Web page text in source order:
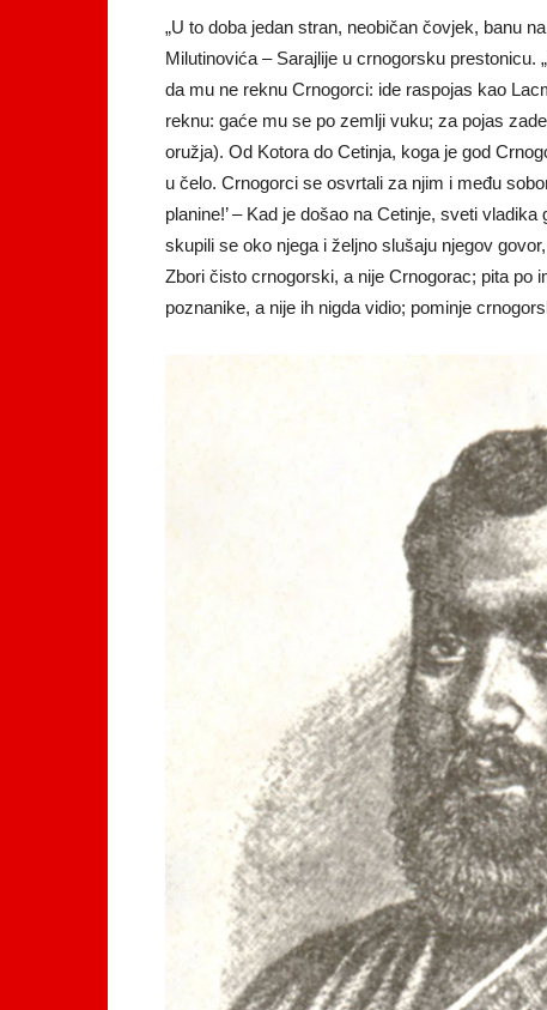
„U to doba jedan stran, neobičan čovjek, banu
Milutinovića – Sarajlije u crnogorsku
da mu ne reknu Crnogorci: ide raspojas kao
reknu: gaće mu se po zemlji vuku; za pojas
oružja). Od Kotora do Cetinja, koga je god
u čelo. Crnogorci se osvrtali za njim i među
planine!’ – Kad je došao na Cetinje, sveti
skupili se oko njega i željno slušaju njegov
Zbori čisto crnogorski, a nije Crnogorac; pita po
poznanike, a nije ih nigda vidio; pominje